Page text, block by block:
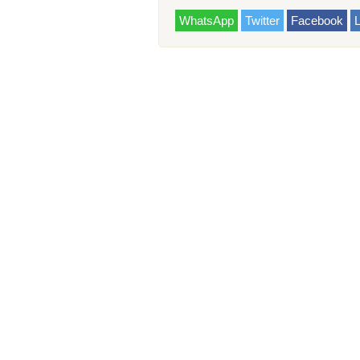
WhatsApp Twitter Facebook